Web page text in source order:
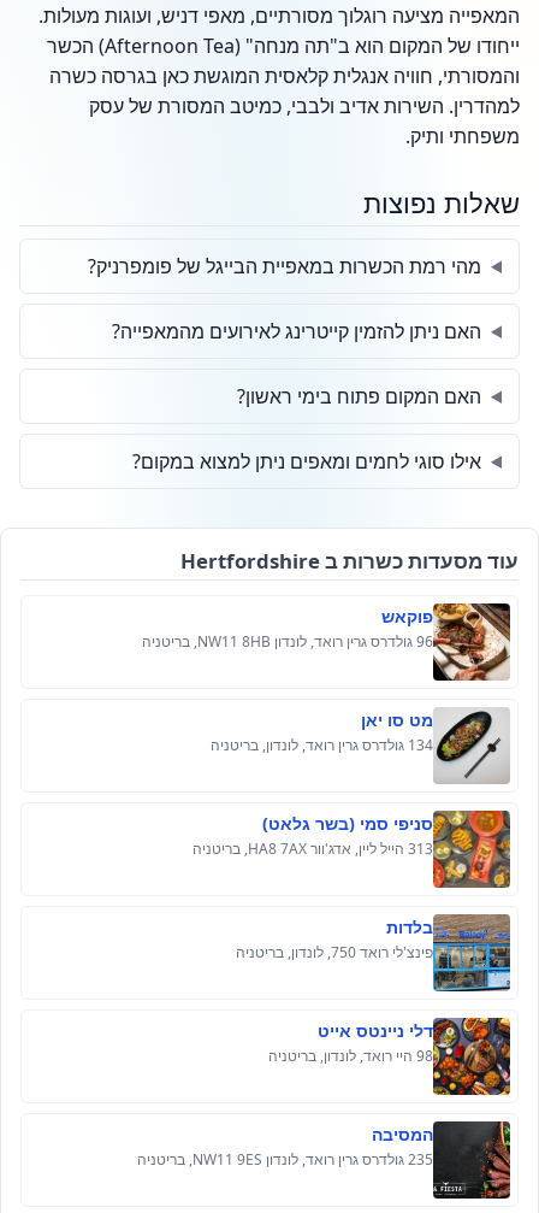
המאפייה מציעה רוגלוך מסורתיים, מאפי דניש, ועוגות מעולות.
ייחודו של המקום הוא ב"תה מנחה" (Afternoon Tea) הכשר
והמסורתי, חוויה אנגלית קלאסית המוגשת כאן בגרסה כשרה
למהדרין. השירות אדיב ולבבי, כמיטב המסורת של עסק
משפחתי ותיק.
שאלות נפוצות
מהי רמת הכשרות במאפיית הבייגל של פומפרניק?
האם ניתן להזמין קייטרינג לאירועים מהמאפייה?
האם המקום פתוח בימי ראשון?
אילו סוגי לחמים ומאפים ניתן למצוא במקום?
עוד מסעדות כשרות ב Hertfordshire
פוקאש
96 גולדרס גרין רואד, לונדון NW11 8HB, בריטניה
מט סו יאן
134 גולדרס גרין רואד, לונדון, בריטניה
סניפי סמי (בשר גלאט)
313 הייל ליין, אדג'וור HA8 7AX, בריטניה
בלדות
פינצ'לי רואד 750, לונדון, בריטניה
דלי ניינטס אייט
98 היי רואד, לונדון, בריטניה
המסיבה
235 גולדרס גרין רואד, לונדון NW11 9ES, בריטניה